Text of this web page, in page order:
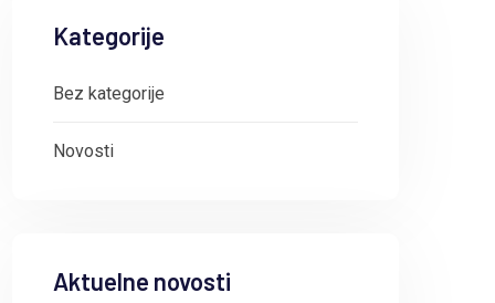
Kategorije
Bez kategorije
Novosti
Aktuelne novosti